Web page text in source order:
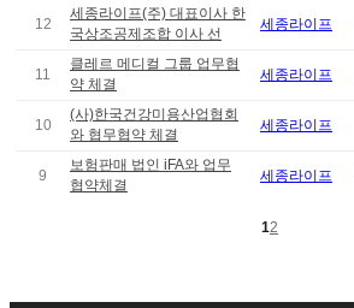
12
세종라이프(주) 대표이사 한
국상조공제조합 이사 선
세종라이프
11
클레르 메디컬 그룹 업무협
약 체결
세종라이프
10
(사)한국건강미용산업협회
와 협무협약 체결
세종라이프
9
보험판매 법인 iFA와 업무
협약체결
세종라이프
12